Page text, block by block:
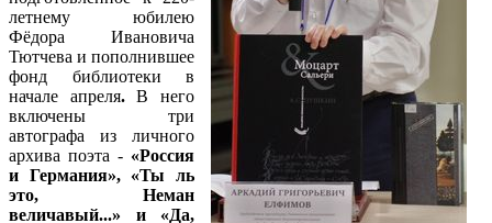
летнему юбилею
Фёдора Ивановича
Тютчева и пополнившее
фонд библиотеки в
начале апреля.В него
включены три
автографа из личного
архива поэта - «Россия
и Германия», «Ты ль
это, Неман
величавый...» и «Да,